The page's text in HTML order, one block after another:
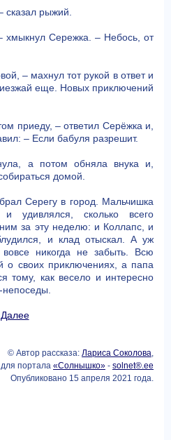
рыжий.
хмыкнул Сережка. – Небось, от
– махнул тот рукой в ответ и
еще. Новых приключений
приеду, – ответил Серёжка и,
– Если бабуля разрешит.
а потом обняла внука и,
домой.
Серегу в город. Мальчишка
удивлялся, сколько всего
за эту неделю: и Коллапс, и
и клад отыскал. А уж
никогда не забыть. Всю
о своих приключениях, а папа
тому, как весело и интересно
непоседы.
Далее
© Автор рассказа: Лариса Соколова
портала «Солнышко» - solnet®.ee
Опубликовано 15 апреля 2021 года.